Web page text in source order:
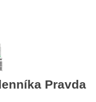
Pravda